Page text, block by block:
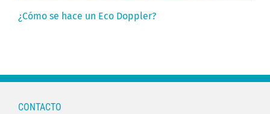
¿Cómo se hace un Eco Doppler?
CONTACTO